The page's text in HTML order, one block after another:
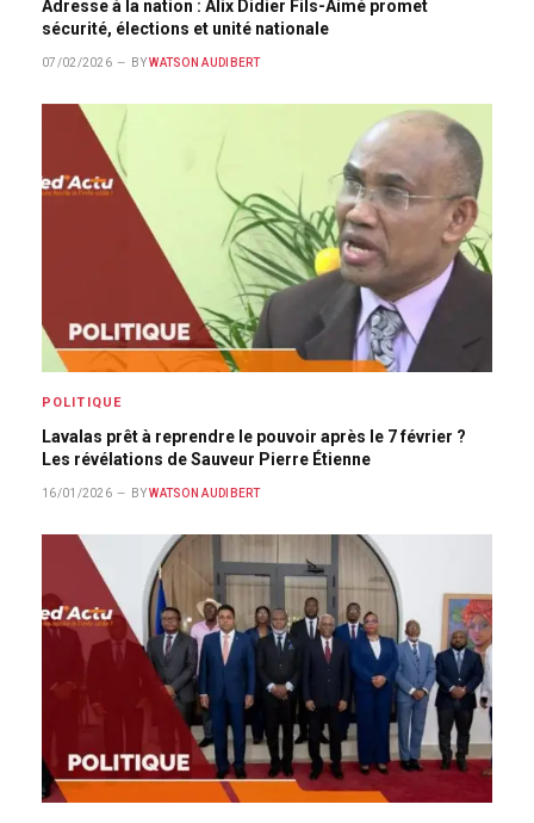
Adresse à la nation : Alix Didier Fils-Aimé promet
sécurité, élections et unité nationale
07/02/2026 BY WATSON AUDIBERT
POLITIQUE
Lavalas prêt à reprendre le pouvoir après le 7 février ?
Les révélations de Sauveur Pierre Étienne
16/01/2026 BY WATSON AUDIBERT